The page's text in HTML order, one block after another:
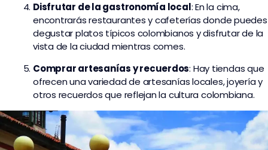
Disfrutar de la gastronomía local: En la cima,
encontrarás restaurantes y cafeterías donde puedes
degustar platos típicos colombianos y disfrutar de la
vista de la ciudad mientras comes.
Comprar artesanías y recuerdos: Hay tiendas que
ofrecen una variedad de artesanías locales, joyería y
otros recuerdos que reflejan la cultura colombiana.